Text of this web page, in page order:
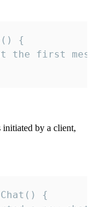
{
the first
by a client,
{